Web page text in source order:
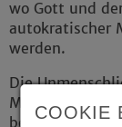
wo Gott und
autokratischer
werden.
Die
Menschen
beschießen.
COOKIE